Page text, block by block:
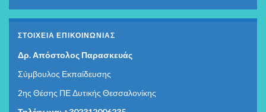
ΣΤΟΙΧΕΊΑ ΕΠΙΚΟΙΝΩΝΊΑΣ
Δρ. Απόστολος Παρασκευάς
Σύμβουλος Εκπαίδευσης
2ης Θέσης ΠΕ Δυτικής Θεσσαλονίκης